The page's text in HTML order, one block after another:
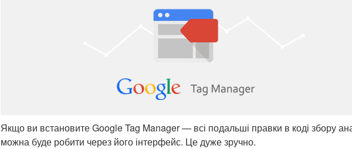
Якщо ви встановите Google Tag Manager — всі подальші правки в коді збору
можна буде робити через його інтерфейс. Це дуже зручно.